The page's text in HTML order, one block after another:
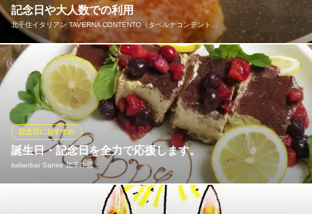
地下鉄千代田線北千住駅 徒歩2分
東京都足立区千住3-74
記念日や大人数での利用
北千住イタリアン TAVERNA CONTENTO（タベルナコンテント…
ご家族・ご友人とのご会食など、大人数でのご利用も可能です。
記念日やお祝いの特別なお食事にもぜひご利用ください。貸切や
サプライズのご相談も承っております。
北千住イタリアン TAVERNA CONTENTO（タベルナコンテ
ント）
つくば人気店がOPEN
ＪＲ常磐線北千住駅 徒歩3分
東京都足立区千住3-59-3
誕生日・記念日を全力で応援します。
italianbar Sanire 北千住店
記念日におすすめ
Sanireでは誕生日・記念日のかたへのデザートプレートもご用意